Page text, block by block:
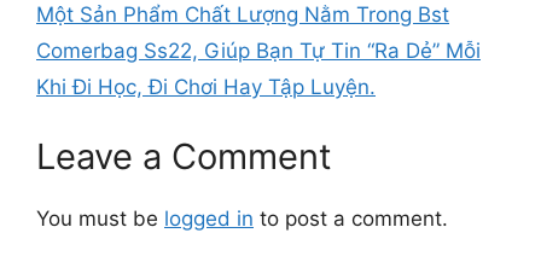
Một Sản Phẩm Chất Lượng Nằm Trong Bst
Comerbag Ss22, Giúp Bạn Tự Tin “Ra Dẻ” Mỗi
Khi Đi Học, Đi Chơi Hay Tập Luyện.
Leave a Comment
You must be logged in to post a comment.